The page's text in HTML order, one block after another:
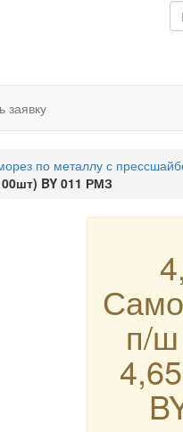
заявку
по металлу с
BY 011 РМЗ
п/ш